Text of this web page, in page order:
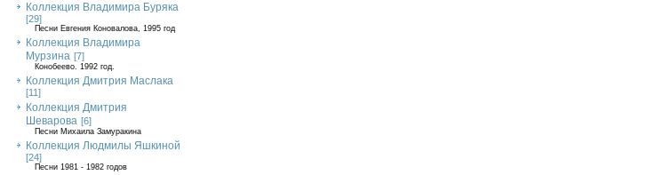
Коллекция Владимира Буряка
[29]
Песни Евгения Коновалова, 1995 год
Коллекция Владимира
Мурзина [7]
Конобеево. 1992 год.
Коллекция Дмитрия Маслака
[11]
Коллекция Дмитрия
Шеварова [6]
Песни Михаила Замуракина
Коллекция Людмилы Яшкиной
[24]
Песни 1981 - 1982 годов